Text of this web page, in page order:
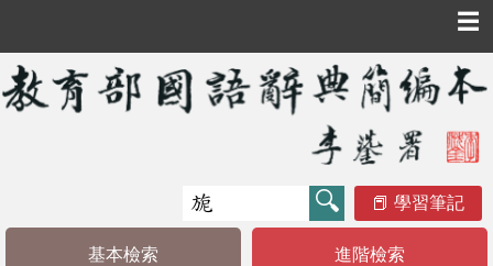
☰
學習筆記
基本檢索 進階檢索